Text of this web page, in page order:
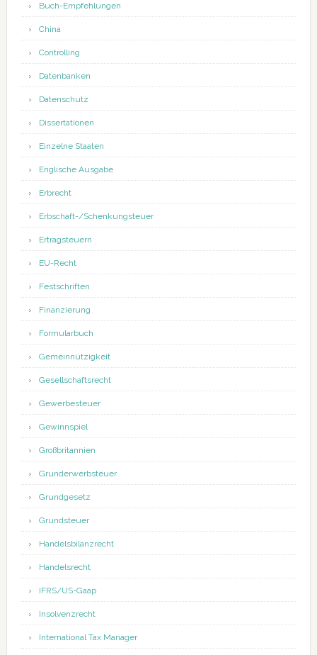
Buch-Empfehlungen
China
Controlling
Datenbanken
Datenschutz
Dissertationen
Einzelne Staaten
Englische Ausgabe
Erbrecht
Erbschaft-/Schenkungsteuer
Ertragsteuern
EU-Recht
Festschriften
Finanzierung
Formularbuch
Gemeinnützigkeit
Gesellschaftsrecht
Gewerbesteuer
Gewinnspiel
Großbritannien
Grunderwerbsteuer
Grundgesetz
Grundsteuer
Handelsbilanzrecht
Handelsrecht
IFRS/US-Gaap
Insolvenzrecht
International Tax Manager